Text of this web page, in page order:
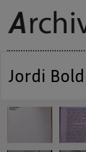
Jordi